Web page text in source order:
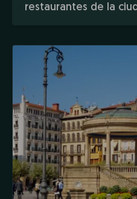
restaurantes de la